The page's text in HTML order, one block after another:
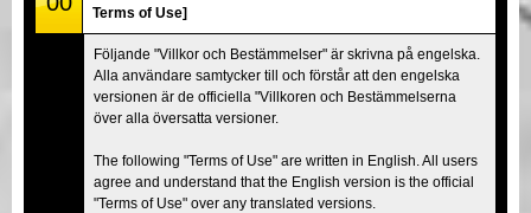
Tokyo Shinagawa
Tokyo Akihabara#2 Tokyo Shibuya
Tokyo Shibuya Annex Tokyo Bay
Okinawa
Terms of Use]
Följande "Villkor och Bestämmelser" är skrivna på engelska.
Alla användare samtycker till och förstår att den engelska
versionen är de officiella "Villkoren och Bestämmelserna
över alla översatta versioner.
The following "Terms of Use" are written in English. All users
agree and understand that the English version is the official
"Terms of Use" over any translated versions.